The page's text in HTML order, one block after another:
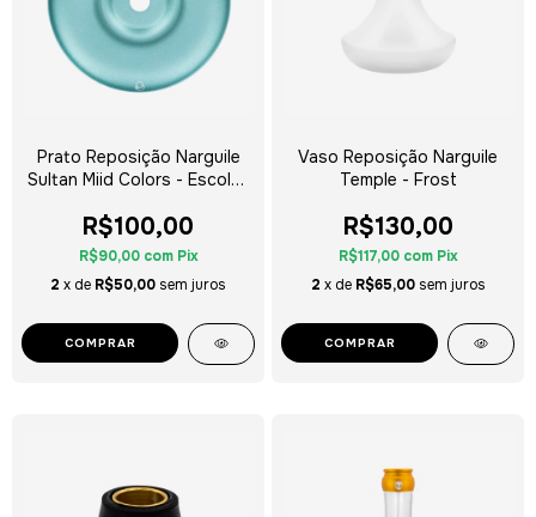
Prato Reposição Narguile
Sultan Miid Colors - Escolha
R$100,00
R$90,00 com Pix
2 x de R$50,00 sem juros
COMPRAR
Vaso Reposição Narguile
Temple - Frost
R$130,00
R$117,00 com Pix
2 x de R$65,00 sem juros
COMPRAR